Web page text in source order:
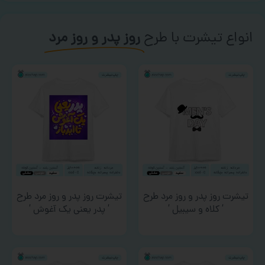
انواع تیشرت با طرحروز پدر و روز مرد
تیشرت روز پدر و روز مرد طرح
‘ کلاه و سیبیل ‘
تیشرت روز پدر و روز مرد طرح
‘ پدر یعنی یک آغوش ‘